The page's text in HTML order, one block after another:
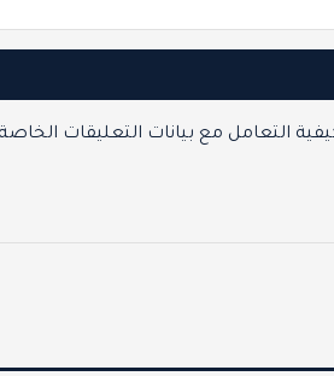
التعامل مع بيانات التعليقات